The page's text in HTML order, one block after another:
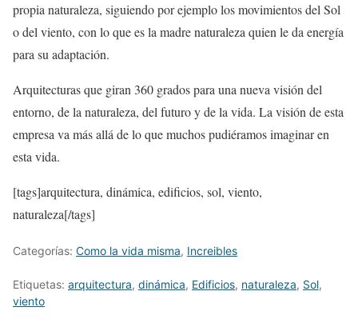
propia naturaleza, siguiendo por ejemplo los movimientos del Sol
o del viento, con lo que es la madre naturaleza quien le da energía
para su adaptación.
Arquitecturas que giran 360 grados para una nueva visión del
entorno, de la naturaleza, del futuro y de la vida. La visión de esta
empresa va más allá de lo que muchos pudiéramos imaginar en
esta vida.
[tags]arquitectura, dinámica, edificios, sol, viento,
naturaleza[/tags]
Categorías: Como la vida misma, Increibles
Etiquetas: arquitectura, dinámica, Edificios, naturaleza, Sol,
viento